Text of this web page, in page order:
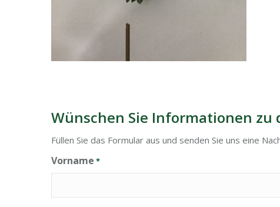
Wünschen Sie Informationen zu
Füllen Sie das Formular aus und senden Sie uns eine
Vorname *